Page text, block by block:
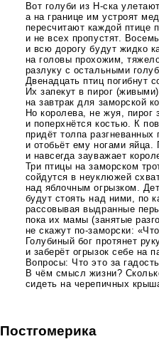
Вот голуби из Н-скаулетают
а на границе им устроят
пересчитают каждой птице
и не всех пропустят.
и всю дорогу будут жидко
на головы прохожим,
разлуку с остальными
Двенадцать птиц погибнут
Их запекут в пирог (живыми)
на завтрак для заморской
Но королева, не жуя, пирог
и поперхнётся костью. К
придёт толпа разгневанных
и отобьёт ему ногами яйца.
и навсегда зауважает
Три птицы на заморском
сойдутся в неуклюжей
над яблочным огрызком.
будут стоять над ними, по
рассовывая выдранные
пока их мамы (занятые
не скажут по-заморски:
Голубиный бог протянет
и заберёт огрызок себе на
Вопросы: Что это за
В чём смысл жизни?
сидеть на черепичных
Постгомерика